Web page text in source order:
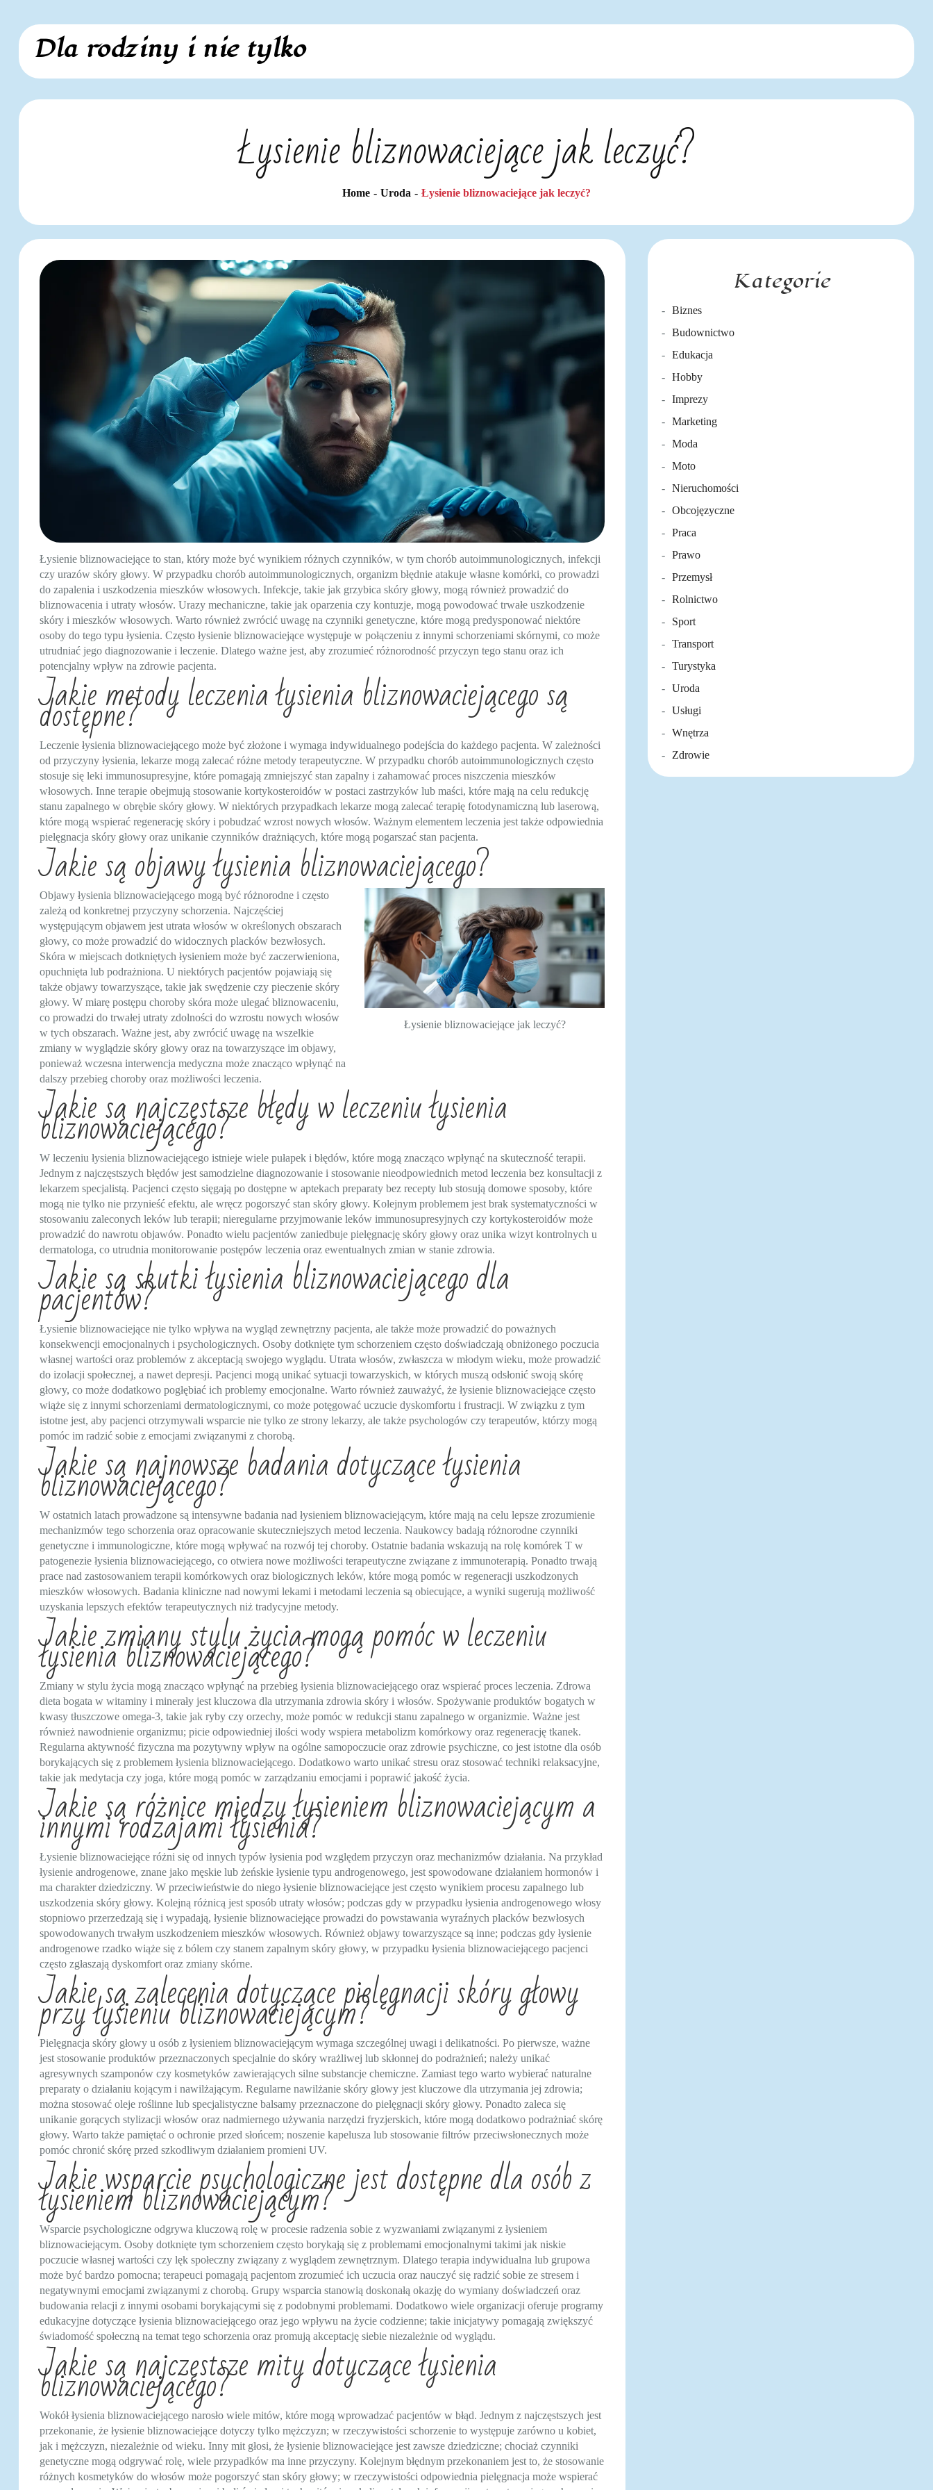
content
Dla rodziny i nie tylko
Łysienie bliznowaciejące jak leczyć?
Home Uroda Łysienie bliznowaciejące jak leczyć?
Łysienie bliznowaciejące to stan, który może być wynikiem różnych czynników, w tym chorób autoimmunologicznych, infekcji
czy urazów skóry głowy. W przypadku chorób autoimmunologicznych, organizm błędnie atakuje własne komórki, co prowadzi
do zapalenia i uszkodzenia mieszków włosowych. Infekcje, takie jak grzybica skóry głowy, mogą również prowadzić do
bliznowacenia i utraty włosów. Urazy mechaniczne, takie jak oparzenia czy kontuzje, mogą powodować trwałe uszkodzenie
skóry i mieszków włosowych. Warto również zwrócić uwagę na czynniki genetyczne, które mogą predysponować niektóre
osoby do tego typu łysienia. Często łysienie bliznowaciejące występuje w połączeniu z innymi schorzeniami skórnymi, co może
utrudniać jego diagnozowanie i leczenie. Dlatego ważne jest, aby zrozumieć różnorodność przyczyn tego stanu oraz ich
potencjalny wpływ na zdrowie pacjenta.
Jakie metody leczenia łysienia bliznowaciejącego są
dostępne?
Leczenie łysienia bliznowaciejącego może być złożone i wymaga indywidualnego podejścia do każdego pacjenta. W zależności
od przyczyny łysienia, lekarze mogą zalecać różne metody terapeutyczne. W przypadku chorób autoimmunologicznych często
stosuje się leki immunosupresyjne, które pomagają zmniejszyć stan zapalny i zahamować proces niszczenia mieszków
włosowych. Inne terapie obejmują stosowanie kortykosteroidów w postaci zastrzyków lub maści, które mają na celu redukcję
stanu zapalnego w obrębie skóry głowy. W niektórych przypadkach lekarze mogą zalecać terapię fotodynamiczną lub laserową,
które mogą wspierać regenerację skóry i pobudzać wzrost nowych włosów. Ważnym elementem leczenia jest także odpowiednia
pielęgnacja skóry głowy oraz unikanie czynników drażniących, które mogą pogarszać stan pacjenta.
Jakie są objawy łysienia bliznowaciejącego?
Łysienie bliznowaciejące jak leczyć?
Objawy łysienia bliznowaciejącego mogą być różnorodne i często
zależą od konkretnej przyczyny schorzenia. Najczęściej
występującym objawem jest utrata włosów w określonych obszarach
głowy, co może prowadzić do widocznych placków bezwłosych.
Skóra w miejscach dotkniętych łysieniem może być zaczerwieniona,
opuchnięta lub podrażniona. U niektórych pacjentów pojawiają się
także objawy towarzyszące, takie jak swędzenie czy pieczenie skóry
głowy. W miarę postępu choroby skóra może ulegać bliznowaceniu,
co prowadzi do trwałej utraty zdolności do wzrostu nowych włosów
w tych obszarach. Ważne jest, aby zwrócić uwagę na wszelkie
zmiany w wyglądzie skóry głowy oraz na towarzyszące im objawy,
ponieważ wczesna interwencja medyczna może znacząco wpłynąć na
dalszy przebieg choroby oraz możliwości leczenia.
Jakie są najczęstsze błędy w leczeniu łysienia
bliznowaciejącego?
W leczeniu łysienia bliznowaciejącego istnieje wiele pułapek i błędów, które mogą znacząco wpłynąć na skuteczność terapii.
Jednym z najczęstszych błędów jest samodzielne diagnozowanie i stosowanie nieodpowiednich metod leczenia bez konsultacji z
lekarzem specjalistą. Pacjenci często sięgają po dostępne w aptekach preparaty bez recepty lub stosują domowe sposoby, które
mogą nie tylko nie przynieść efektu, ale wręcz pogorszyć stan skóry głowy. Kolejnym problemem jest brak systematyczności w
stosowaniu zaleconych leków lub terapii; nieregularne przyjmowanie leków immunosupresyjnych czy kortykosteroidów może
prowadzić do nawrotu objawów. Ponadto wielu pacjentów zaniedbuje pielęgnację skóry głowy oraz unika wizyt kontrolnych u
dermatologa, co utrudnia monitorowanie postępów leczenia oraz ewentualnych zmian w stanie zdrowia.
Jakie są skutki łysienia bliznowaciejącego dla
pacjentów?
Łysienie bliznowaciejące nie tylko wpływa na wygląd zewnętrzny pacjenta, ale także może prowadzić do poważnych
konsekwencji emocjonalnych i psychologicznych. Osoby dotknięte tym schorzeniem często doświadczają obniżonego poczucia
własnej wartości oraz problemów z akceptacją swojego wyglądu. Utrata włosów, zwłaszcza w młodym wieku, może prowadzić
do izolacji społecznej, a nawet depresji. Pacjenci mogą unikać sytuacji towarzyskich, w których muszą odsłonić swoją skórę
głowy, co może dodatkowo pogłębiać ich problemy emocjonalne. Warto również zauważyć, że łysienie bliznowaciejące często
wiąże się z innymi schorzeniami dermatologicznymi, co może potęgować uczucie dyskomfortu i frustracji. W związku z tym
istotne jest, aby pacjenci otrzymywali wsparcie nie tylko ze strony lekarzy, ale także psychologów czy terapeutów, którzy mogą
pomóc im radzić sobie z emocjami związanymi z chorobą.
Jakie są najnowsze badania dotyczące łysienia
bliznowaciejącego?
W ostatnich latach prowadzone są intensywne badania nad łysieniem bliznowaciejącym, które mają na celu lepsze zrozumienie
mechanizmów tego schorzenia oraz opracowanie skuteczniejszych metod leczenia. Naukowcy badają różnorodne czynniki
genetyczne i immunologiczne, które mogą wpływać na rozwój tej choroby. Ostatnie badania wskazują na rolę komórek T w
patogenezie łysienia bliznowaciejącego, co otwiera nowe możliwości terapeutyczne związane z immunoterapią. Ponadto trwają
prace nad zastosowaniem terapii komórkowych oraz biologicznych leków, które mogą pomóc w regeneracji uszkodzonych
mieszków włosowych. Badania kliniczne nad nowymi lekami i metodami leczenia są obiecujące, a wyniki sugerują możliwość
uzyskania lepszych efektów terapeutycznych niż tradycyjne metody.
Jakie zmiany stylu życia mogą pomóc w leczeniu
łysienia bliznowaciejącego?
Zmiany w stylu życia mogą znacząco wpłynąć na przebieg łysienia bliznowaciejącego oraz wspierać proces leczenia. Zdrowa
dieta bogata w witaminy i minerały jest kluczowa dla utrzymania zdrowia skóry i włosów. Spożywanie produktów bogatych w
kwasy tłuszczowe omega-3, takie jak ryby czy orzechy, może pomóc w redukcji stanu zapalnego w organizmie. Ważne jest
również nawodnienie organizmu; picie odpowiedniej ilości wody wspiera metabolizm komórkowy oraz regenerację tkanek.
Regularna aktywność fizyczna ma pozytywny wpływ na ogólne samopoczucie oraz zdrowie psychiczne, co jest istotne dla osób
borykających się z problemem łysienia bliznowaciejącego. Dodatkowo warto unikać stresu oraz stosować techniki relaksacyjne,
takie jak medytacja czy joga, które mogą pomóc w zarządzaniu emocjami i poprawić jakość życia.
Jakie są różnice między łysieniem bliznowaciejącym a
innymi rodzajami łysienia?
Łysienie bliznowaciejące różni się od innych typów łysienia pod względem przyczyn oraz mechanizmów działania. Na przykład
łysienie androgenowe, znane jako męskie lub żeńskie łysienie typu androgenowego, jest spowodowane działaniem hormonów i
ma charakter dziedziczny. W przeciwieństwie do niego łysienie bliznowaciejące jest często wynikiem procesu zapalnego lub
uszkodzenia skóry głowy. Kolejną różnicą jest sposób utraty włosów; podczas gdy w przypadku łysienia androgenowego włosy
stopniowo przerzedzają się i wypadają, łysienie bliznowaciejące prowadzi do powstawania wyraźnych placków bezwłosych
spowodowanych trwałym uszkodzeniem mieszków włosowych. Również objawy towarzyszące są inne; podczas gdy łysienie
androgenowe rzadko wiąże się z bólem czy stanem zapalnym skóry głowy, w przypadku łysienia bliznowaciejącego pacjenci
często zgłaszają dyskomfort oraz zmiany skórne.
Jakie są zalecenia dotyczące pielęgnacji skóry głowy
przy łysieniu bliznowaciejącym?
Pielęgnacja skóry głowy u osób z łysieniem bliznowaciejącym wymaga szczególnej uwagi i delikatności. Po pierwsze, ważne
jest stosowanie produktów przeznaczonych specjalnie do skóry wrażliwej lub skłonnej do podrażnień; należy unikać
agresywnych szamponów czy kosmetyków zawierających silne substancje chemiczne. Zamiast tego warto wybierać naturalne
preparaty o działaniu kojącym i nawilżającym. Regularne nawilżanie skóry głowy jest kluczowe dla utrzymania jej zdrowia;
można stosować oleje roślinne lub specjalistyczne balsamy przeznaczone do pielęgnacji skóry głowy. Ponadto zaleca się
unikanie gorących stylizacji włosów oraz nadmiernego używania narzędzi fryzjerskich, które mogą dodatkowo podrażniać skórę
głowy. Warto także pamiętać o ochronie przed słońcem; noszenie kapelusza lub stosowanie filtrów przeciwsłonecznych może
pomóc chronić skórę przed szkodliwym działaniem promieni UV.
Jakie wsparcie psychologiczne jest dostępne dla osób z
łysieniem bliznowaciejącym?
Wsparcie psychologiczne odgrywa kluczową rolę w procesie radzenia sobie z wyzwaniami związanymi z łysieniem
bliznowaciejącym. Osoby dotknięte tym schorzeniem często borykają się z problemami emocjonalnymi takimi jak niskie
poczucie własnej wartości czy lęk społeczny związany z wyglądem zewnętrznym. Dlatego terapia indywidualna lub grupowa
może być bardzo pomocna; terapeuci pomagają pacjentom zrozumieć ich uczucia oraz nauczyć się radzić sobie ze stresem i
negatywnymi emocjami związanymi z chorobą. Grupy wsparcia stanowią doskonałą okazję do wymiany doświadczeń oraz
budowania relacji z innymi osobami borykającymi się z podobnymi problemami. Dodatkowo wiele organizacji oferuje programy
edukacyjne dotyczące łysienia bliznowaciejącego oraz jego wpływu na życie codzienne; takie inicjatywy pomagają zwiększyć
świadomość społeczną na temat tego schorzenia oraz promują akceptację siebie niezależnie od wyglądu.
Jakie są najczęstsze mity dotyczące łysienia
bliznowaciejącego?
Wokół łysienia bliznowaciejącego narosło wiele mitów, które mogą wprowadzać pacjentów w błąd. Jednym z najczęstszych jest
przekonanie, że łysienie bliznowaciejące dotyczy tylko mężczyzn; w rzeczywistości schorzenie to występuje zarówno u kobiet,
jak i mężczyzn, niezależnie od wieku. Inny mit głosi, że łysienie bliznowaciejące jest zawsze dziedziczne; chociaż czynniki
genetyczne mogą odgrywać rolę, wiele przypadków ma inne przyczyny. Kolejnym błędnym przekonaniem jest to, że stosowanie
różnych kosmetyków do włosów może pogorszyć stan skóry głowy; w rzeczywistości odpowiednia pielęgnacja może wspierać
Kategorie
Biznes
Budownictwo
Edukacja
Hobby
Imprezy
Marketing
Moda
Moto
Nieruchomości
Obcojęzyczne
Praca
Prawo
Przemysł
Rolnictwo
Sport
Transport
Turystyka
Uroda
Usługi
Wnętrza
Zdrowie